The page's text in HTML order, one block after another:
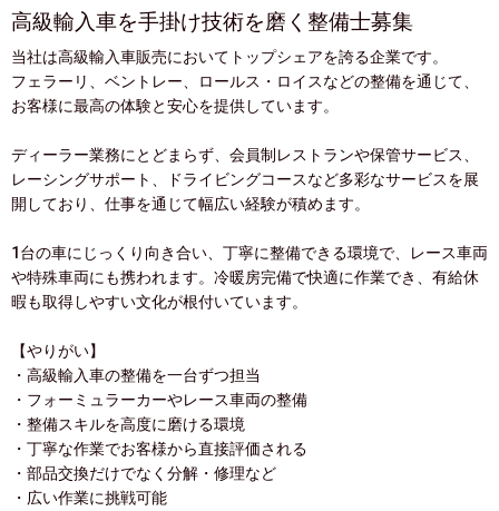
高級輸入車を手掛け技術を磨く整備士募集
当社は高級輸入車販売においてトップシェアを誇る企業です。
フェラーリ、ベントレー、ロールス・ロイスなどの整備を通じて、
お客様に最高の体験と安心を提供しています。
ディーラー業務にとどまらず、会員制レストランや保管サービス、
レーシングサポート、ドライビングコースなど多彩なサービスを展
開しており、仕事を通じて幅広い経験が積めます。
1台の車にじっくり向き合い、丁寧に整備できる環境で、レース車両
や特殊車両にも携われます。冷暖房完備で快適に作業でき、有給休
暇も取得しやすい文化が根付いています。
【やりがい】
・高級輸入車の整備を一台ずつ担当
・フォーミュラーカーやレース車両の整備
・整備スキルを高度に磨ける環境
・丁寧な作業でお客様から直接評価される
・部品交換だけでなく分解・修理など
・広い作業に挑戦可能